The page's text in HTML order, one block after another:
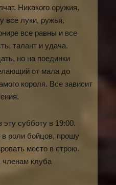
Никакого оружия,
все луки, ружья,
все равны и все
талант и удача.
но на поединки
от мала до
короля. Все зависит
субботу в 19:00.
роли бойцов, прошу
место в строю.
членам клуба